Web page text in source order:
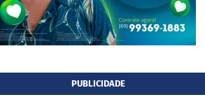
PUBLICIDADE